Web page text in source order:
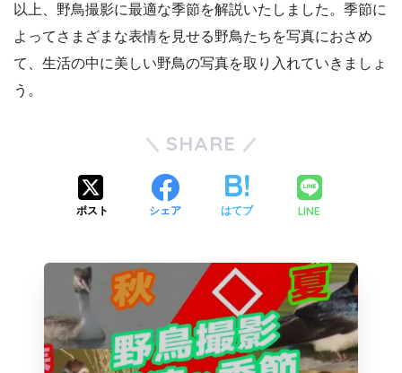
以上、野鳥撮影に最適な季節を解説いたしました。季節に
よってさまざまな表情を見せる野鳥たちを写真におさめ
て、生活の中に美しい野鳥の写真を取り入れていきましょ
う。
SHARE
ポスト シェア はてブ LINE